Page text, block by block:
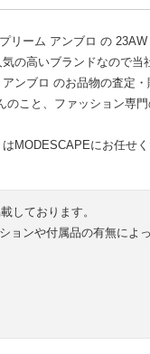
リーム アンブロ の
の高いブランドなので
ンブロ のお品物の査定
のこと、ファッション専
MODESCAPEにお任せく
しております。
ンや付属品の有無によ